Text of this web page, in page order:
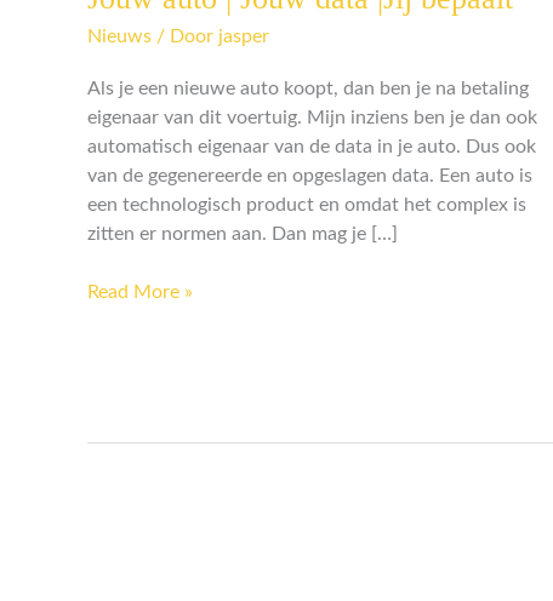
Nieuws / Door jasper
Als je een nieuwe auto koopt, dan ben je na betaling
eigenaar van dit voertuig. Mijn inziens ben je dan ook
automatisch eigenaar van de data in je auto. Dus ook
van de gegenereerde en opgeslagen data. Een auto is
een technologisch product en omdat het complex is
zitten er normen aan. Dan mag je […]
Jouw
data
bepaalt
Read More »